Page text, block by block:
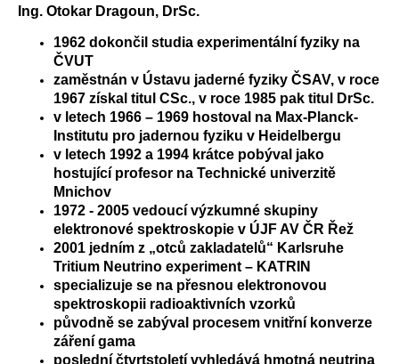
Ing. Otokar Dragoun, DrSc.
1962 dokončil studia experimentální fyziky na
ČVUT
zaměstnán v Ústavu jaderné fyziky ČSAV, v roce
1967 získal titul CSc., v roce 1985 pak titul DrSc.
v letech 1966 – 1969 hostoval na Max-Planck-
Institutu pro jadernou fyziku v Heidelbergu
v letech 1992 a 1994 krátce pobýval jako
hostující profesor na Technické univerzitě
Mnichov
1972 - 2005 vedoucí výzkumné skupiny
elektronové spektroskopie v ÚJF AV ČR Řež
2001 jedním z „otců zakladatelů“ Karlsruhe
Tritium Neutrino experiment – KATRIN
specializuje se na přesnou elektronovou
spektroskopii radioaktivních vzorků
původně se zabýval procesem vnitřní konverze
záření gama
poslední čtvrtstoletí vyhledává hmotná neutrina